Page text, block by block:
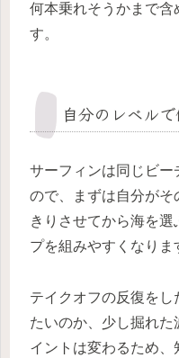
何本乗れそうかまで
す。
自分のレベル
サーフィンは同じビー
ので、まずは自分がそ
きりさせてから海を
プを組みやすくなりま
テイクオフの反復を
たいのか、少し掘れ
イントは変わるため